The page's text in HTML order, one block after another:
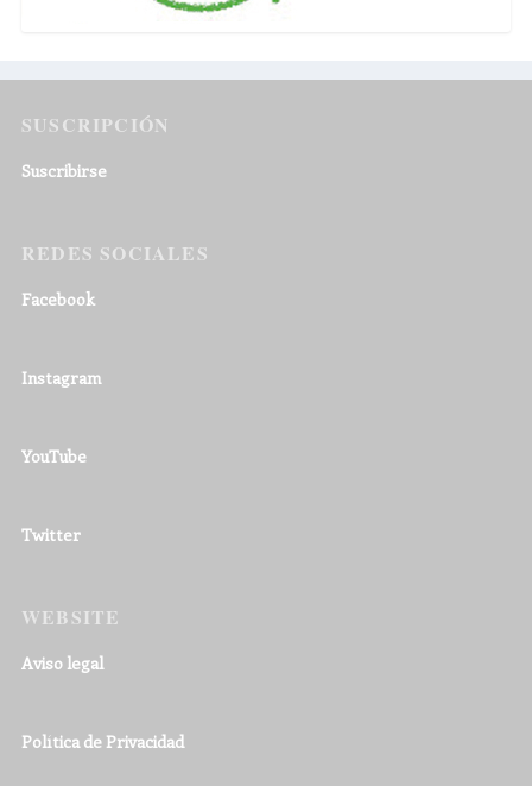
SUSCRIPCIÓN
Suscribirse
REDES SOCIALES
Facebook
Instagram
YouTube
Twitter
WEBSITE
Aviso legal
Política de Privacidad